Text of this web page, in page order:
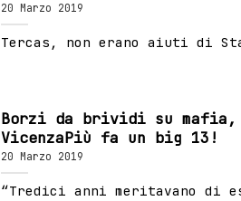
20 Marzo 2019
Tercas, non erano aiuti di
Borzi da brividi su mafia,
VicenzaPiù fa un big 13!
20 Marzo 2019
“Tredici anni meritavano di